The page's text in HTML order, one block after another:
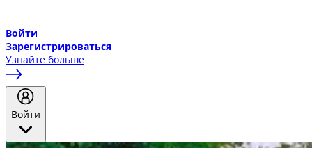
Войти
Зарегистрироваться
Узнайте больше
Войти